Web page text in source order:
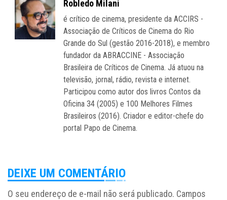
Robledo Milani
é crítico de cinema, presidente da ACCIRS -
Associação de Críticos de Cinema do Rio
Grande do Sul (gestão 2016-2018), e membro
fundador da ABRACCINE - Associação
Brasileira de Críticos de Cinema. Já atuou na
televisão, jornal, rádio, revista e internet.
Participou como autor dos livros Contos da
Oficina 34 (2005) e 100 Melhores Filmes
Brasileiros (2016). Criador e editor-chefe do
portal Papo de Cinema.
DEIXE UM COMENTÁRIO
O seu endereço de e-mail não será publicado. Campos